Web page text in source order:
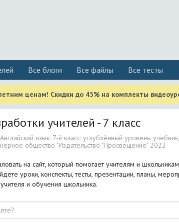
Все блоги Все файлы Все тесты
ценам! Скидки до 45% на комплекты
учителей - 7 класс
язык: 7-й класс: углублённый уровень:
общество "Издательство "Просвещение" 2022
на сайт, который помогает учителям и
уроки, конспекты, тесты, презентации, планы,
и обучения школьника.